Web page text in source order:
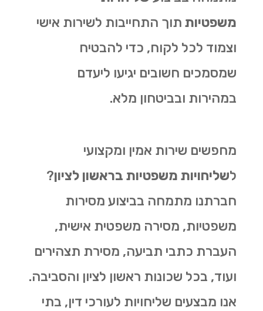
משפטיותתוך התחייבות לשירות אישי
וצמוד לכל לקוח, כדי להבטיח
שמסמכים חשובים יגיעו ליעדם
במהירות ובביטחון מלא.
מחפשים שירות אמין ומקצועי
לשליחויות משפטיות בראשון לציון?
חברתנו מתמחה בביצוע מסירות
משפטיות, מסירה משפטית אישית,
העברת כתבי תביעה, מסירת תצהירים
ועוד, בכל שכונות ראשון לציון והסביבה.
אנו מבצעים שליחויות לעורכי דין, בתי